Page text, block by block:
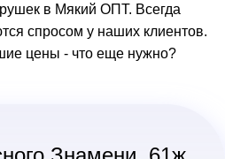
в Мякий ОПТ. Всегда
спросом у наших клиентов.
цены - что еще нужно?